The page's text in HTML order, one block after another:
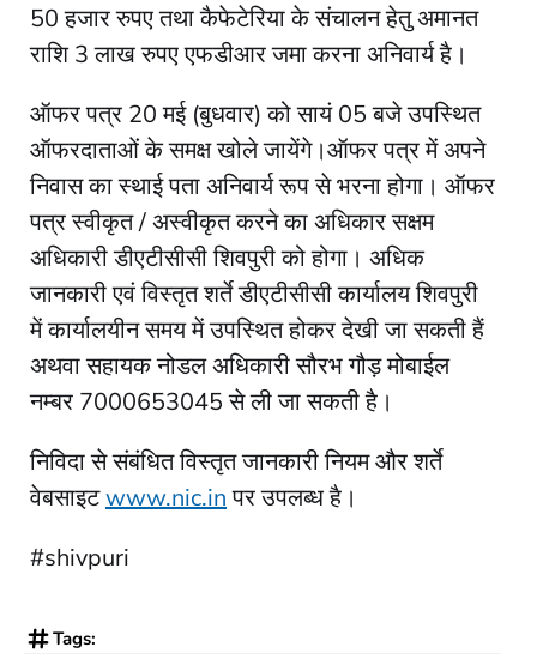
50 हजार रुपए तथा कैफेटेरिया के संचालन हेतु अमानत
राशि 3 लाख रुपए एफडीआर जमा करना अनिवार्य है।
ऑफर पत्र 20 मई (बुधवार) को सायं 05 बजे उपस्थित
ऑफरदाताओं के समक्ष खोले जायेंगे।ऑफर पत्र में अपने
निवास का स्थाई पता अनिवार्य रूप से भरना होगा। ऑफर
पत्र स्वीकृत / अस्वीकृत करने का अधिकार सक्षम
अधिकारी डीएटीसीसी शिवपुरी को होगा। अधिक
जानकारी एवं विस्तृत शर्ते डीएटीसीसी कार्यालय शिवपुरी
में कार्यालयीन समय में उपस्थित होकर देखी जा सकती हैं
अथवा सहायक नोडल अधिकारी सौरभ गौड़ मोबाईल
नम्बर 7000653045 से ली जा सकती है।
निविदा से संबंधित विस्तृत जानकारी नियम और शर्ते
वेबसाइटwww.nic.inपर उपलब्ध है।
#shivpuri
Tags: